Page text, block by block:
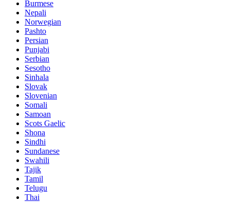
Burmese
Nepali
Norwegian
Pashto
Persian
Punjabi
Serbian
Sesotho
Sinhala
Slovak
Slovenian
Somali
Samoan
Scots Gaelic
Shona
Sindhi
Sundanese
Swahili
Tajik
Tamil
Telugu
Thai